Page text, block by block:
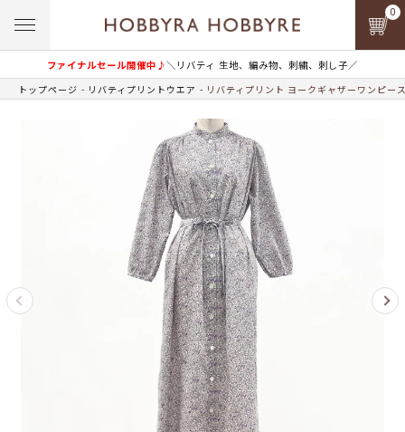
ファイナルセール開催中♪＼リバティ 生地、編み物、刺繍、刺し子／
0
トップページ リバティプリントウエア リバティプリント ヨークギャザーワンピー